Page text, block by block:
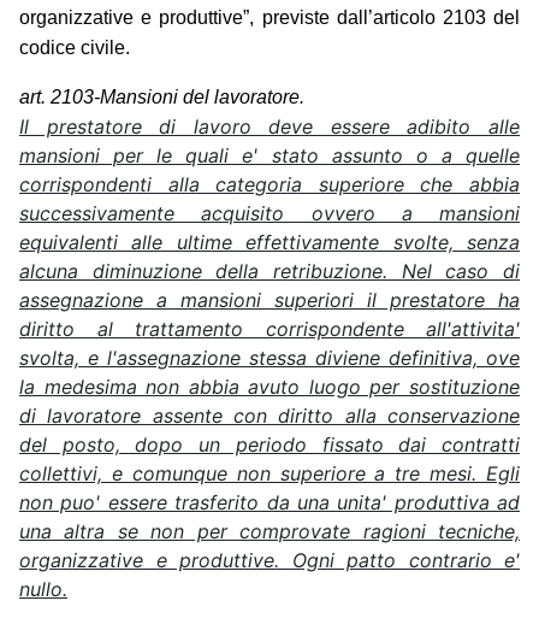
organizzative e produttive”, previste dall’articolo 2103 del
codice civile.
art. 2103-Mansioni del lavoratore.
Il prestatore di lavoro deve essere adibito alle
mansioni per le quali e' stato assunto o a quelle
corrispondenti alla categoria superiore che abbia
successivamente acquisito ovvero a mansioni
equivalenti alle ultime effettivamente svolte, senza
alcuna diminuzione della retribuzione. Nel caso di
assegnazione a mansioni superiori il prestatore ha
diritto al trattamento corrispondente all'attivita'
svolta, e l'assegnazione stessa diviene definitiva, ove
la medesima non abbia avuto luogo per sostituzione
di lavoratore assente con diritto alla conservazione
del posto, dopo un periodo fissato dai contratti
collettivi, e comunque non superiore a tre mesi. Egli
non puo' essere trasferito da una unita' produttiva ad
una altra se non per comprovate ragioni tecniche,
organizzative e produttive. Ogni patto contrario e'
nullo.